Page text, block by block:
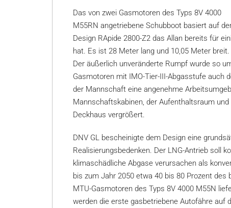
Das von zwei Gasmotoren des Typs 8V 4000
M55RN angetriebene Schubboot basiert auf
Design RApide 2800-Z2 das Allan bereits für
hat. Es ist 28 Meter lang und 10,05 Meter
Der äußerlich unveränderte Rumpf wurde so
Gasmotoren mit IMO-Tier-III-Abgasstufe auch
der Mannschaft eine angenehme
Mannschaftskabinen, der Aufenthaltsraum
Deckhaus vergrößert.
DNV GL bescheinigte dem Design eine
Realisierungsbedenken. Der LNG-Antrieb soll
klimaschädliche Abgase verursachen als
bis zum Jahr 2050 etwa 40 bis 80 Prozent
MTU-Gasmotoren des Typs 8V 4000 M55N
werden die erste gasbetriebene Autofähre auf